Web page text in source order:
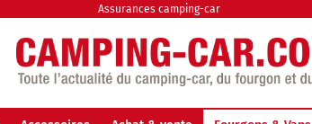
Assurances camping-car